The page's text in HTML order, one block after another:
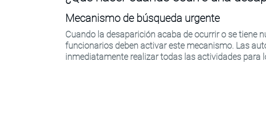
Mecanismo de búsqueda urgente
Cuando la desaparición acaba de ocurrir o se tiene
funcionarios deben activar este mecanismo. Las
inmediatamente realizar todas las actividades para